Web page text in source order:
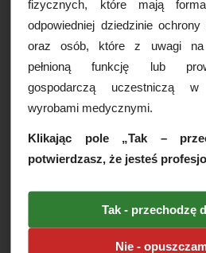
Igła iniekcyjna iNJECT
30G (0.30)x4mm,
Numer jednostki
CENA:65,00 PLN
fizycznych, które mają
odpowiedniej dziedzinie
oraz osób, które z uwagi na
pełnioną funkcję lub
gospodarczą uczestniczą w
wyrobami medycznymi.
Klikając pole „Tak –
potwierdzasz, że jesteś
Tak - przechodzę
Nie -